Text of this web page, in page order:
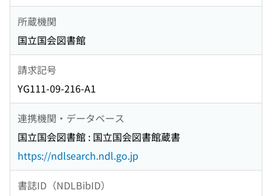
所蔵機関
国立国会図書館
請求記号
YG111-09-216-A1
連携機関・データベース
国立国会図書館 : 国立国会図書館蔵書
https://ndlsearch.ndl.go.jp
書誌ID（NDLBibID）